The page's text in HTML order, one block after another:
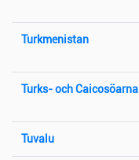
Turkmenistan
Turks- och Caicosöarna
Tuvalu